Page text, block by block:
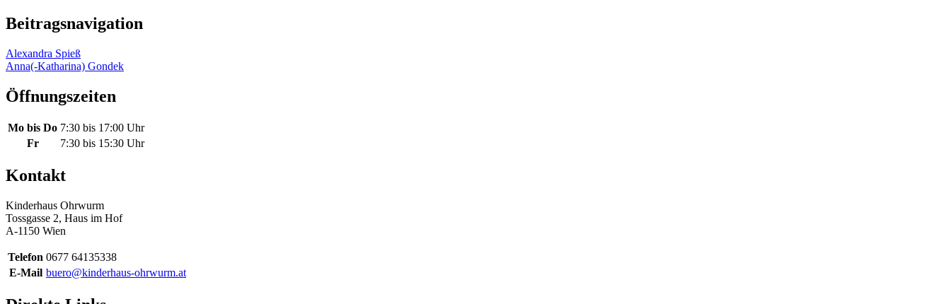
Beitragsnavigation
Alexandra Spieß
Anna(-Katharina) Gondek
Öffnungszeiten
Mo bis Do 7:30 bis 17:00 Uhr
Fr
7:30 bis 15:30 Uhr
Kontakt
Kinderhaus Ohrwurm
Tossgasse 2, Haus im Hof
A-1150 Wien
Telefon 0677 64135338
E-Mail buero@kinderhaus-ohrwurm.at